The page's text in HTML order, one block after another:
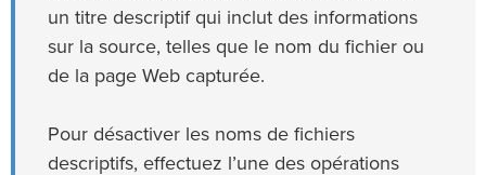
un titre descriptif qui inclut des informations
sur la source, telles que le nom du fichier ou
de la page Web capturée.
Pour désactiver les noms de fichiers
descriptifs, effectuez l’une des opérations